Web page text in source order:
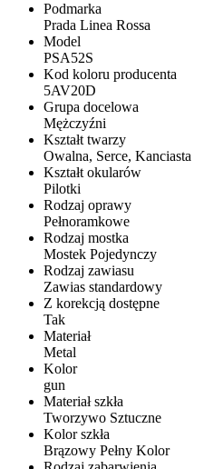
Podmarka
Prada Linea Rossa
Model
PSA52S
Kod koloru producenta
5AV20D
Grupa docelowa
Mężczyźni
Kształt twarzy
Owalna, Serce, Kanciasta
Kształt okularów
Pilotki
Rodzaj oprawy
Pełnoramkowe
Rodzaj mostka
Mostek Pojedynczy
Rodzaj zawiasu
Zawias standardowy
Z korekcją dostępne
Tak
Materiał
Metal
Kolor
gun
Materiał szkła
Tworzywo Sztuczne
Kolor szkła
Brązowy Pełny Kolor